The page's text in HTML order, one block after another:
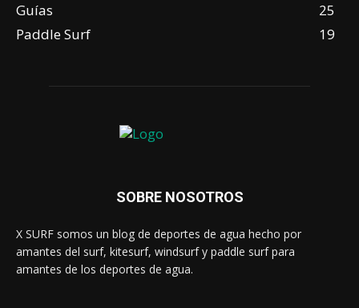
Guías
25
Paddle Surf
19
SOBRE NOSOTROS
X SURF somos un blog de deportes de agua hecho por
amantes del surf, kitesurf, windsurf y paddle surf para
amantes de los deportes de agua.